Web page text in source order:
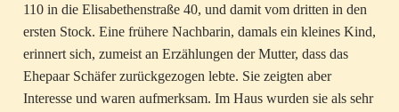
110 in die Elisabethenstraße 40, und damit vom dritten in den
ersten Stock. Eine frühere Nachbarin, damals ein kleines Kind,
erinnert sich, zumeist an Erzählungen der Mutter, dass das
Ehepaar Schäfer zurückgezogen lebte. Sie zeigten aber
Interesse und waren aufmerksam. Im Haus wurden sie als sehr